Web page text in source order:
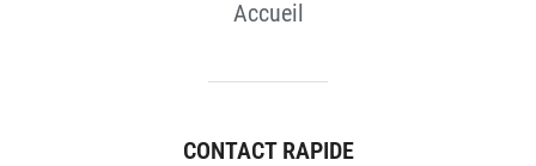
Accueil
CONTACT RAPIDE